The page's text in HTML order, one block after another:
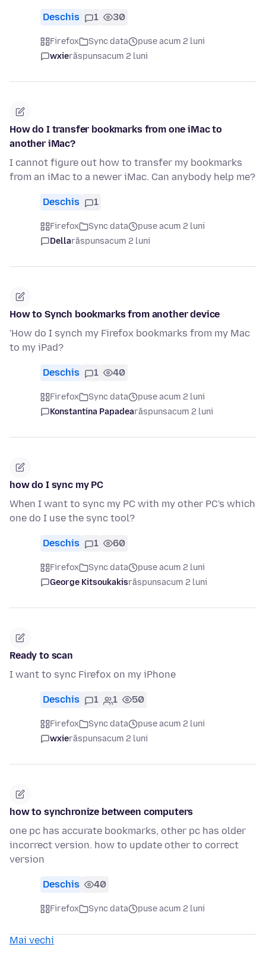
Deschis 1 30
Firefox Sync data
puse acum 2 luni
wxierăspunsacum 2 luni
How do I transfer bookmarks from one iMac to
another iMac?
I cannot figure out how to transfer my bookmarks
from an iMac to a newer iMac. Can anybody help me?
Deschis 1
Firefox Sync data
puse acum 2 luni
Dellarăspunsacum 2 luni
How to Synch bookmarks from another device
'How do I synch my Firefox bookmarks from my Mac
to my iPad?
Deschis 1 40
Firefox Sync data
puse acum 2 luni
Konstantina Papadearăspunsacum 2 luni
how do I sync my PC
When I want to sync my PC with my other PC's which
one do I use the sync tool?
Deschis 1 60
Firefox Sync data
puse acum 2 luni
George Kitsoukakisrăspunsacum 2 luni
Ready to scan
I want to sync Firefox on my iPhone
Deschis 1 1 50
Firefox Sync data
puse acum 2 luni
wxierăspunsacum 2 luni
how to synchronize between computers
one pc has accurate bookmarks, other pc has older
incorrect version. how to update other to correct
version
Deschis 40
Firefox Sync data puse acum 2 luni
Mai vechi